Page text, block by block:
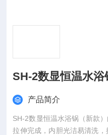
SH-2数显恒温水浴
产品简介
SH-2数显恒温水浴锅（新款
拉伸完成，内胆光洁易清洗，